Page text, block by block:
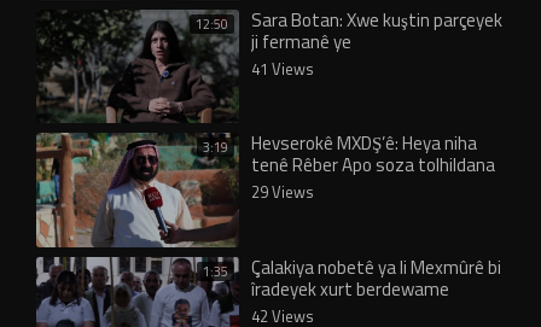
12:50 Sara Botan: Xwe kuştin parçeyek
ji fermanê ye
41 Views
3:19 Hevserokê MXDŞ’ê: Heya niha
tenê Rêber Apo soza tolhildana
fermanê daye
29 Views
1:35 Çalakiya nobetê ya li Mexmûrê bi
îradeyek xurt berdewame
42 Views